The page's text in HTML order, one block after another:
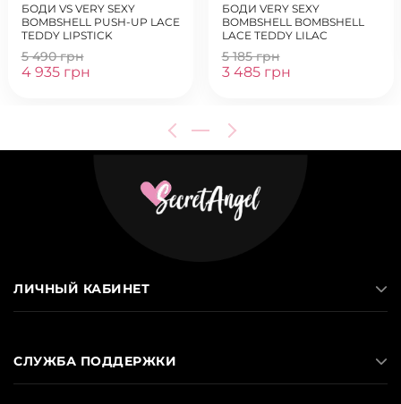
БОДИ VS VERY SEXY
BOMBSHELL PUSH-UP LACE
TEDDY LIPSTICK
5 490 грн
4 935 грн
БОДИ VERY SEXY
BOMBSHELL BOMBSHELL
LACE TEDDY LILAC
5 185 грн
3 485 грн
ЛИЧНЫЙ КАБИНЕТ
СЛУЖБА ПОДДЕРЖКИ